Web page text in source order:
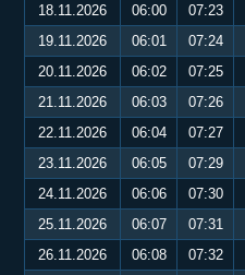
18.11.2026
06:00 07:23
19.11.2026
06:01 07:24
20.11.2026
06:02 07:25
21.11.2026
06:03 07:26
22.11.2026
06:04 07:27
23.11.2026
06:05 07:29
24.11.2026
06:06 07:30
25.11.2026
06:07 07:31
26.11.2026
06:08 07:32